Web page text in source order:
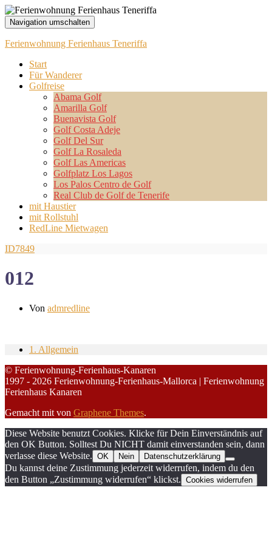
Navigation umschalten
Ferienwohnung Ferienhaus Teneriffa
Start
Für Wanderer
Golfreise
Abama Golf
Amarilla Golf
Buenavista Golf
Golf Costa Adeje
Golf Del Sur
Golf La Rosaleda
Golf Las Americas
Golfplatz Los Lagos
Los Palos Centro de Golf
Real Club de Golf de Tenerife
mit Haustier
mit Rollstuhl
RedLine Mietwagen
ID7849
012
Von admredline
1. Allgemein
© Ferienwohnung-Ferienhaus-Kanaren
1997 - 2026 Ferienwohnung-Ferienhaus-Mallorca | Ferienwohnung
Ferienhaus Kanaren
Gemacht mit von Graphene Themes.
Diese Website benutzt Cookies. Klicke für Dein Einverständnis auf
den OK Button. Solltest Du NICHT damit einverstanden sein, dann
verlasse diese Website. OK Nein Datenschutzerklärung
Du kannst deine Zustimmung jederzeit widerrufen, indem du den
den Button „Zustimmung widerrufen“ klickst. Cookies widerrufen